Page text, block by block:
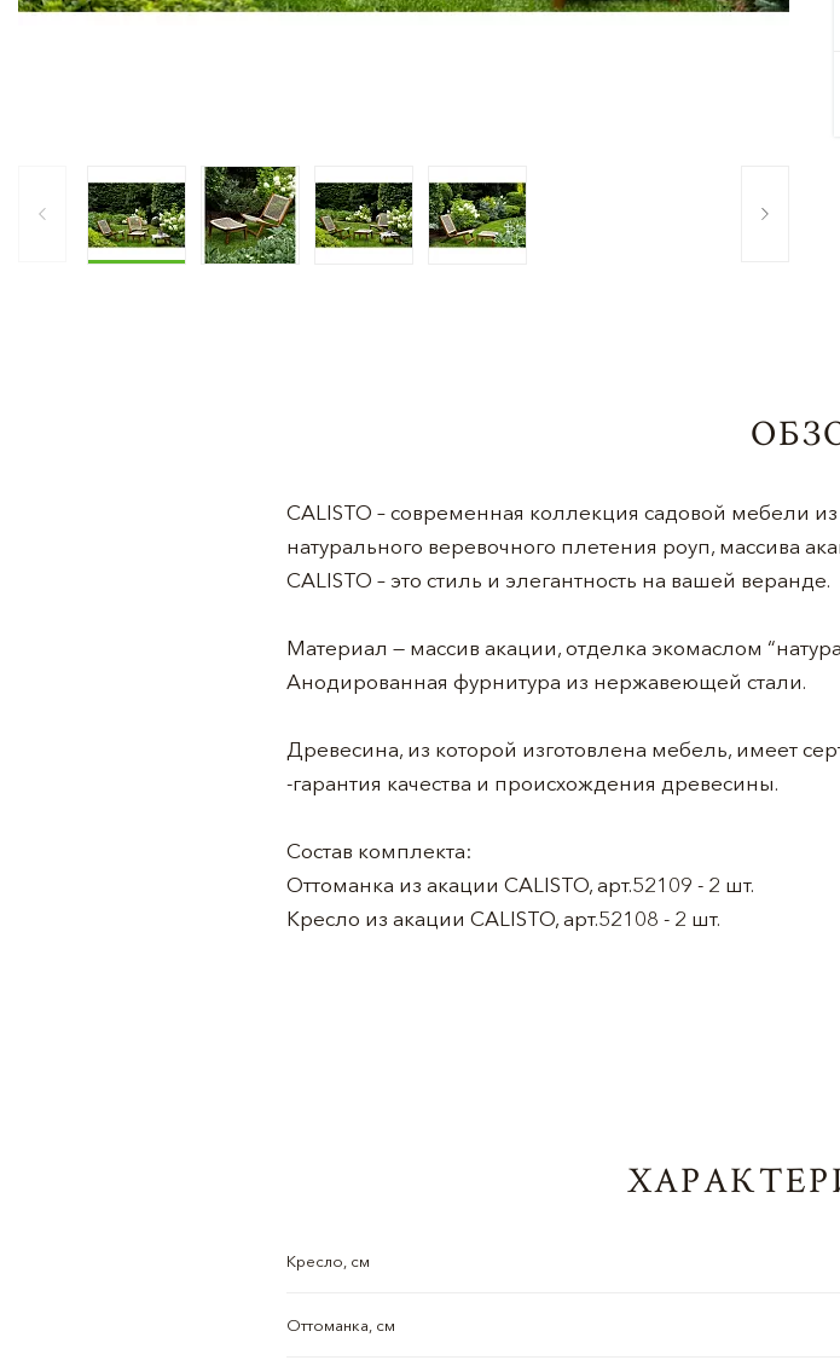
CALISTO – современная коллекция садовой мебели
натурального веревочного плетения роуп, массива
CALISTO – это стиль и элегантность на вашей веранде.
Материал — массив акации, отделка экомаслом
Анодированная фурнитура из нержавеющей стали.
Древесина, из которой изготовлена мебель, имеет
-гарантия качества и происхождения древесины.
Состав комплекта:
Оттоманка из акации CALISTO, арт.52109 - 2 шт.
Кресло из акации CALISTO, арт.52108 - 2 шт.
Кресло, см
Оттоманка, см